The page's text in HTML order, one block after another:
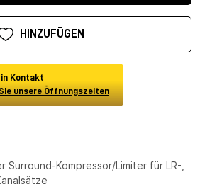
HINZUFÜGEN
Kontakt
unsere Öffnungszeiten
Surround-Kompressor/Limiter für LR-,